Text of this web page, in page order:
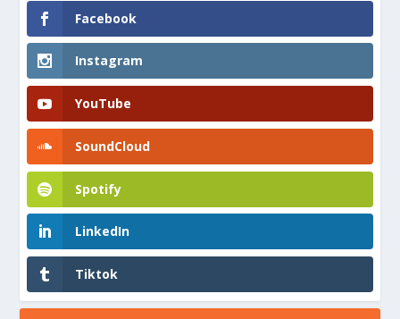
Facebook
Instagram
YouTube
SoundCloud
Spotify
LinkedIn
Tiktok